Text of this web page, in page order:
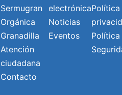
Sermugran
Orgánica
Granadilla
Atención
ciudadana
Contacto
electrónica
Noticias
Eventos
Política
Política